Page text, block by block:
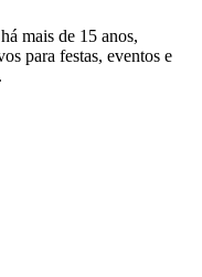
mais de 15 anos,
para festas, eventos e